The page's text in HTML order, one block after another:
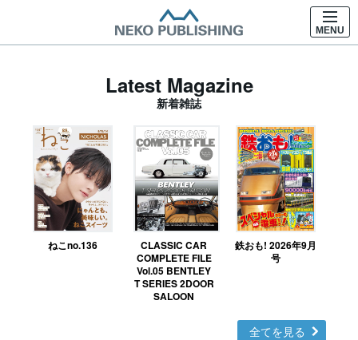
MENU
Latest Magazine
新着雑誌
ねこno.136
CLASSIC CAR
COMPLETE FILE
Vol.05 BENTLEY
T SERIES 2DOOR
SALOON
鉄おも! 2026年9月
号
全てを見る